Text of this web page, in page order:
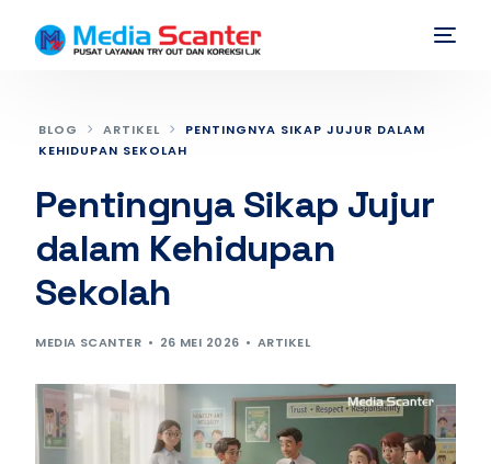
BLOG ARTIKEL
PENTINGNYA SIKAP JUJUR DALAM
KEHIDUPAN SEKOLAH
Pentingnya Sikap Jujur
dalam Kehidupan
Sekolah
MEDIA SCANTER 26 MEI 2026 ARTIKEL